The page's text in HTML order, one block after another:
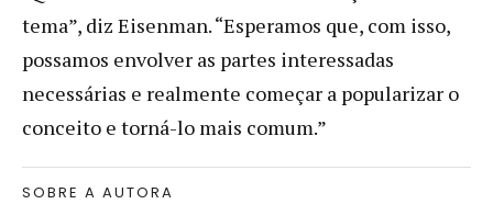
tema”, diz Eisenman. “Esperamos que, com isso,
possamos envolver as partes interessadas
necessárias e realmente começar a popularizar o
conceito e torná-lo mais comum.”
SOBRE A AUTORA